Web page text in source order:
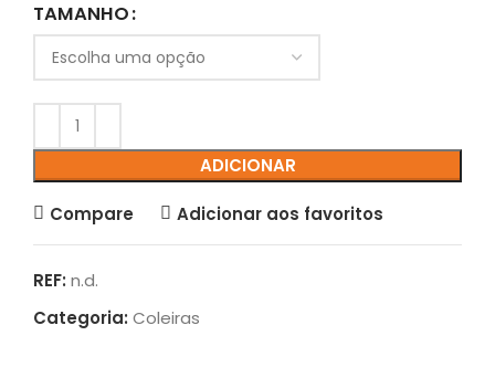
TAMANHO
ADICIONAR
Compare Adicionar aos favoritos
REF: n.d.
Categoria: Coleiras